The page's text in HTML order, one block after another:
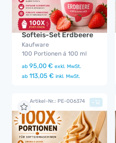
Softeis-Set Erdbeere
Kaufware
100 Portionen á 100 ml
ab 95,00 € exkl. MwSt.
ab 113,05 € inkl. MwSt.
Artikel-Nr.: PE-006374 +